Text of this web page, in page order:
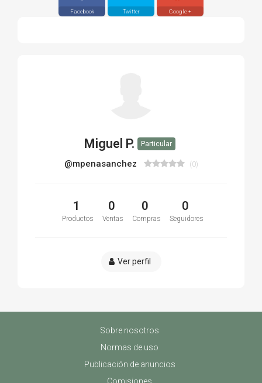
Facebook Twitter Google +
Miguel P. Particular
@mpenasanchez (0)
1
Productos
0
Ventas
0
Compras
0
Seguidores
Ver perfil
Sobre nosotros
Normas de uso
Publicación de anuncios